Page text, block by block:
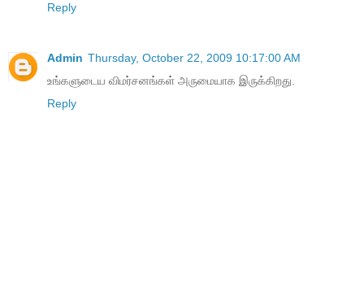
Reply
Admin Thursday, October 22, 2009 10:17:00 AM
உங்களுடைய விமர்சனங்கள் அருமையாக இருக்கிறது.
Reply